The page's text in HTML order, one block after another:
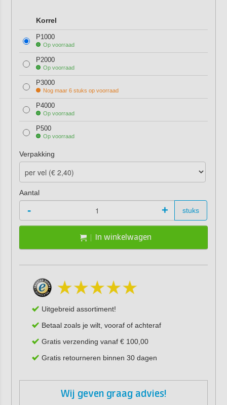
Korrel
P1000
Op voorraad
P2000
Op voorraad
P3000
Nog maar 6 stuks op voorraad
P4000
Op voorraad
P500
Op voorraad
Verpakking
Aantal
- + stuks
In winkelwagen
Uitgebreid assortiment!
Betaal zoals je wilt, vooraf of achteraf
Gratis verzending vanaf € 100,00
Gratis retourneren binnen 30 dagen
Wij geven graag advies!